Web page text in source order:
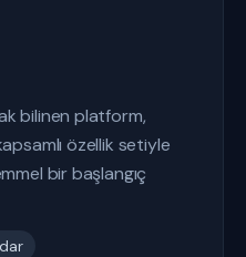
bilinen platform,
özellik setiyle
bir başlangıç